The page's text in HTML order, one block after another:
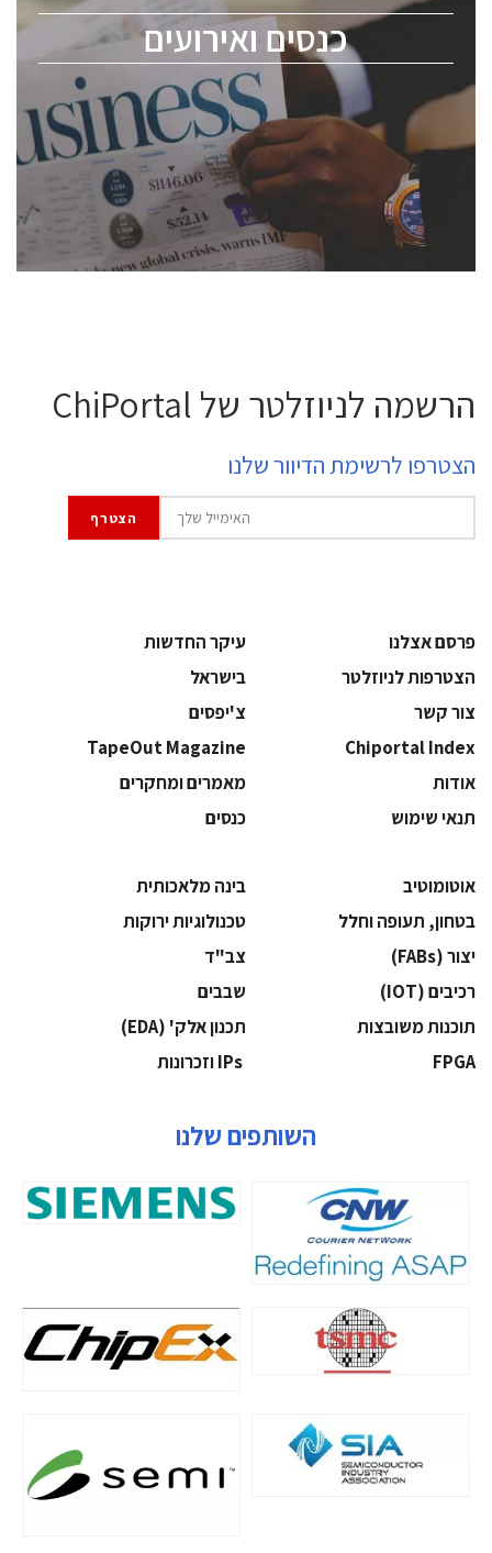
כנסים ואירועים
ChipEx2026 will be held on May 12-13, 2026. The
conference is intended for everyone involved in the
semiconductor industry, including engineers,
professional experts, and senior executives.
לחץ לפרטים
הרשמה לניוזלטר של ChiPortal
הצטרפו לרשימת הדיוור שלנו
פרסם אצלנו
עיקר החדשות
הצטרפות לניוזלטר
בישראל
צור קשר
צ'יפסים
Chiportal Index
TapeOut Magazine
אודות
מאמרים ומחקרים
תנאי שימוש
כנסים
אוטומוטיב
בינה מלאכותית
בטחון, תעופה וחלל
‫טכנולוגיות ירוקות‬
‫יצור (‪(FABs‬‬
‫צב"ד‬
‫רכיבים‬ (IOT)
‫שבבים‬
‫תוכנות משובצות‬
‫תכנון אלק' (‪(EDA‬‬
‫‪FPGA‬‬
השותפים שלנו